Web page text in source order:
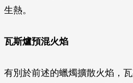
生熱。
瓦斯爐預混火焰
有別於前述的蠟燭擴散火焰，